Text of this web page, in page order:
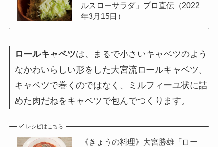
ルスローサラダ」プロ直伝（2022
年3月15日）
ロールキャベツは、まるで小さいキャベツのよう
なかわいらしい形をした大宮流ロールキャベツ。
キャベツで巻くのではなく、ミルフィーユ状に詰
めた肉だねをキャベツで包んでつくります。
レシピはこちら
《きょうの料理》大宮勝雄「ロー